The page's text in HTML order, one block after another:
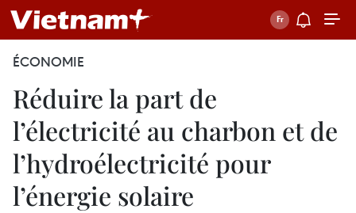
ÉCONOMIE
Réduire la part de
l’électricité au charbon et de
l’hydroélectricité pour
l’énergie solaire